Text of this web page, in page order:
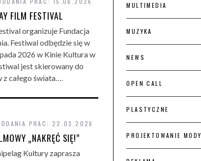
FILM FESTIVAL
organizuje Fundacja
Festiwal odbędzie się w
2026 w Kinie Kultura w
jest skierowany do
całego świata….
PRAC: 22.03.2026
„NAKRĘĆ SIĘ!”
Kultury zaprasza
MULTIMEDIA
MUZYKA
NEWS
OPEN CALL
PLASTYCZNE
PROJEKTOWANIE MODY